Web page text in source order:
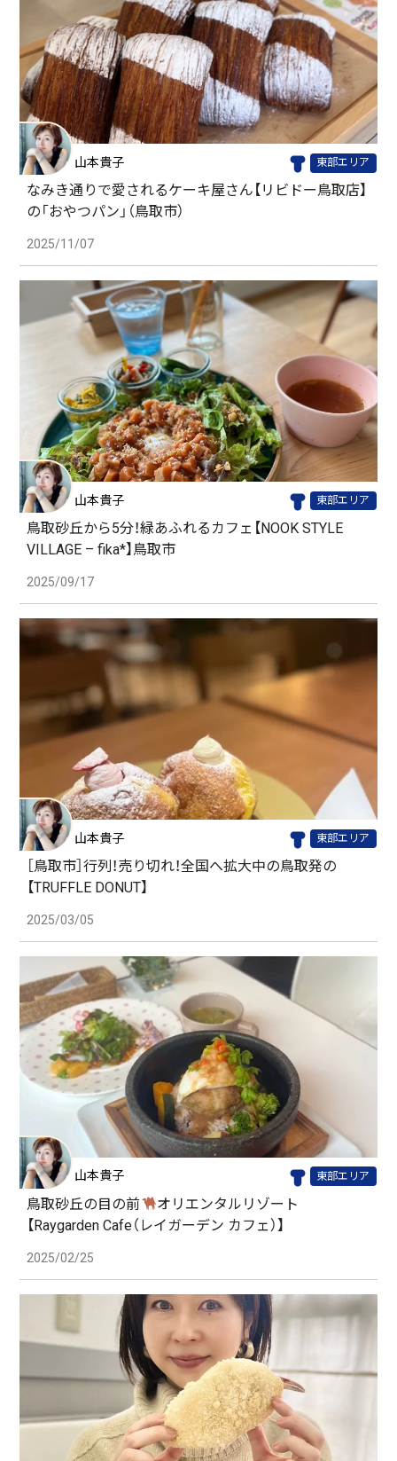
山本貴子 東部エリア
なみき通りで愛されるケーキ屋さん【リビドー鳥取店】
の「おやつパン」（鳥取市）
2025/11/07
山本貴子 東部エリア
鳥取砂丘から5分！緑あふれるカフェ【NOOK STYLE
VILLAGE – fika*】鳥取市
2025/09/17
山本貴子 東部エリア
［鳥取市］行列！売り切れ！全国へ拡大中の鳥取発の
【TRUFFLE DONUT】
2025/03/05
山本貴子 東部エリア
鳥取砂丘の目の前
オリエンタルリゾート
【Raygarden Cafe（レイガーデン カフェ）】
2025/02/25